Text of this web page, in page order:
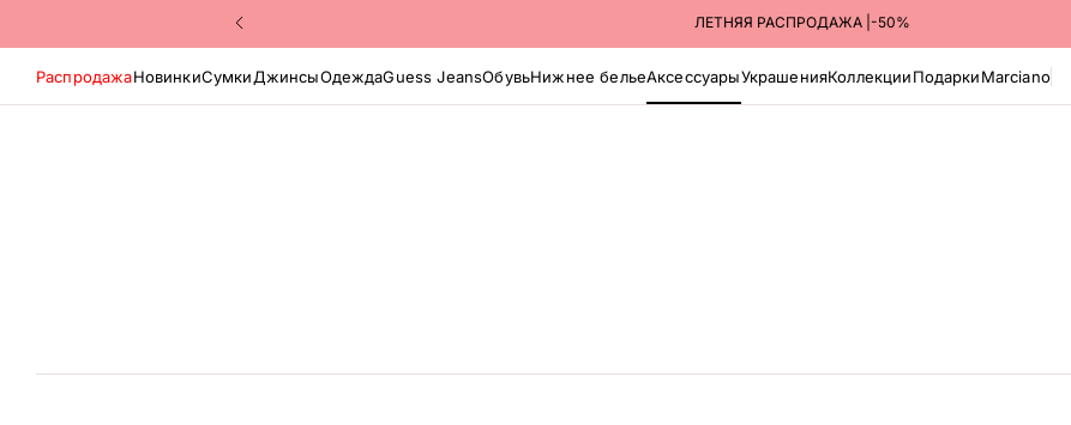
ЛЕТНЯЯ РАСПРОДАЖА |-50%
РаспродажаНовинкиСумкиДжинсыОдеждаGuess JeansОбувьНижнее бельеАксессуарыУкрашенияКоллекцииПодаркиMarciano